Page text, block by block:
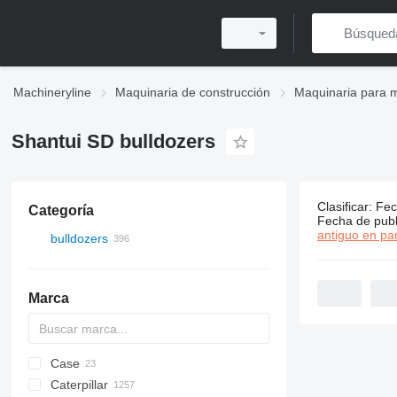
Machineryline Maquinaria de construcción Maquinaria para
Shantui SD bulldozers
Categoría
bulldozers
Marca
Case
1650
Caterpillar
394
Clasificar:
Fecha de
antiguo en